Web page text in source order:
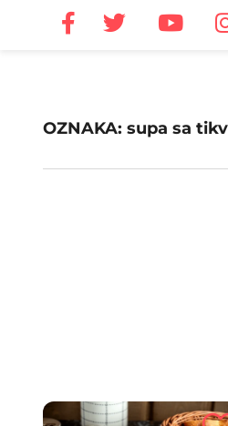
OZNAKA: supa sa